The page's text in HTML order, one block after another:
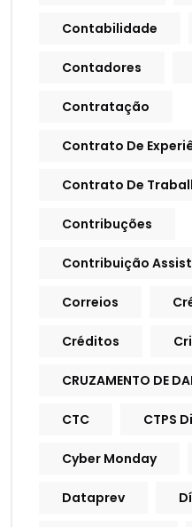
Contabilidade
Contadores
Contratação
Contrato De
Contrato De
Contribuções
Contribuição
Correios
Créditos
CRUZAMENTO DE
CTC CTPS
Cyber Monday
Dataprev